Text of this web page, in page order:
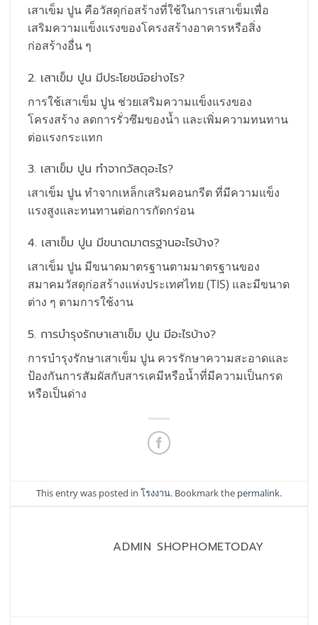
เสาเข็ม ปูน คือวัสดุก่อสร้างที่ใช้ในการเสาเข็มเพื่อ
เสริมความแข็งแรงของโครงสร้างอาคารหรือสิ่ง
ก่อสร้างอื่น ๆ
2. เสาเข็ม ปูน มีประโยชน์อย่างไร?
การใช้เสาเข็ม ปูน ช่วยเสริมความแข็งแรงของ
โครงสร้าง ลดการรั่วซึมของน้ำ และเพิ่มความทนทาน
ต่อแรงกระแทก
3. เสาเข็ม ปูน ทำจากวัสดุอะไร?
เสาเข็ม ปูน ทำจากเหล็กเสริมคอนกรีต ที่มีความแข็ง
แรงสูงและทนทานต่อการกัดกร่อน
4. เสาเข็ม ปูน มีขนาดมาตรฐานอะไรบ้าง?
เสาเข็ม ปูน มีขนาดมาตรฐานตามมาตรฐานของ
สมาคมวัสดุก่อสร้างแห่งประเทศไทย (TIS) และมีขนาด
ต่าง ๆ ตามการใช้งาน
5. การบำรุงรักษาเสาเข็ม ปูน มีอะไรบ้าง?
การบำรุงรักษาเสาเข็ม ปูน ควรรักษาความสะอาดและ
ป้องกันการสัมผัสกับสารเคมีหรือน้ำที่มีความเป็นกรด
หรือเป็นด่าง
This entry was posted in โรงงาน. Bookmark the permalink.
ADMIN SHOPHOMETODAY